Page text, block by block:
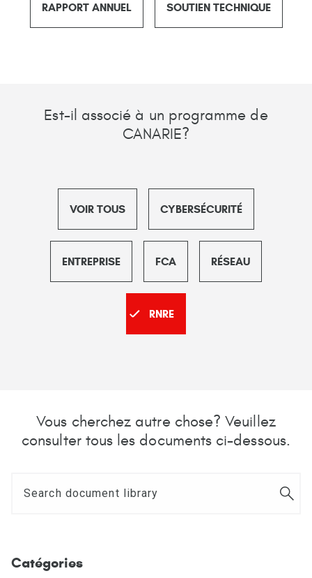
RAPPORT ANNUEL SOUTIEN TECHNIQUE
Est-il associé à un programme de
CANARIE?
VOIR TOUS CYBERSÉCURITÉ
ENTREPRISE FCA RÉSEAU
RNRE
Vous cherchez autre chose? Veuillez
consulter tous les documents ci-dessous.
Catégories